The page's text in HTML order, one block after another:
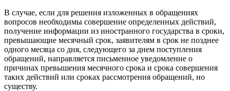
В случае, если для решения изложенных в обращениях
вопросов необходимы совершение определенных действий,
получение информации из иностранного государства в сроки,
превышающие месячный срок, заявителям в срок не позднее
одного месяца со дня, следующего за днем поступления
обращений, направляется письменное уведомление о
причинах превышения месячного срока и срока совершения
таких действий или сроках рассмотрения обращений, но
существу.